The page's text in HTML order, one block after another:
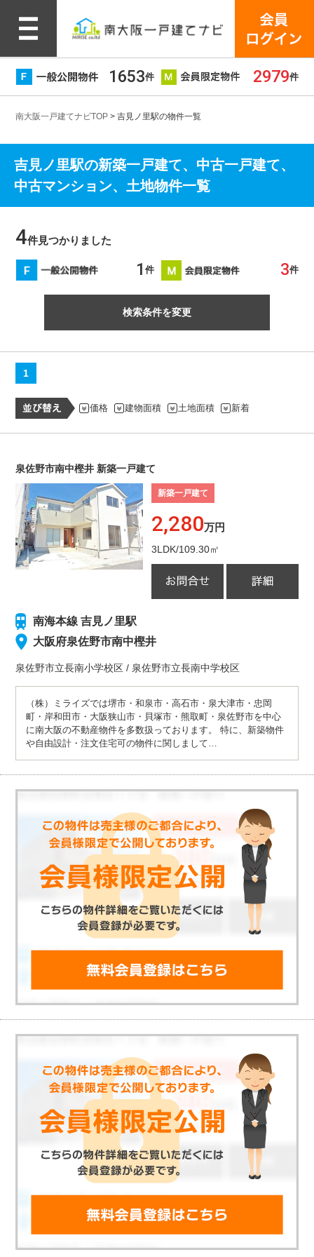
1653件 2979件
南大阪一戸建てナビTOP > 吉見ノ里駅の物件一覧
吉見ノ里駅の新築一戸建て、中古一戸建て、
中古マンション、土地物件一覧
4件見つかりました
1 件 3件
検索条件を変更
1
価格 建物面積 土地面積 新着
泉佐野市南中樫井 新築一戸建て
新築一戸建て
2,280万円
3LDK/109.30㎡
南海本線 吉見ノ里駅
大阪府泉佐野市南中樫井
泉佐野市立長南小学校区 / 泉佐野市立長南中学校区
（株）ミライズでは堺市・和泉市・高石市・泉大津市・忠岡
町・岸和田市・大阪狭山市・貝塚市・熊取町・泉佐野市を中心
に南大阪の不動産物件を多数扱っております。 特に、新築物件
や自由設計・注文住宅可の物件に関しまして…